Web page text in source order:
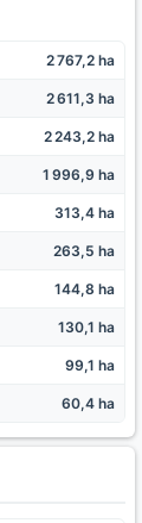
2 767,2 ha
2 611,3 ha
2 243,2 ha
1 996,9 ha
313,4 ha
263,5 ha
144,8 ha
130,1 ha
99,1 ha
60,4 ha